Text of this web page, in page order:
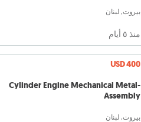
بيروت, لبنان
منذ ٥ أيام
USD 400
-Cylinder Engine Mechanical Metal
Assembly
بيروت, لبنان